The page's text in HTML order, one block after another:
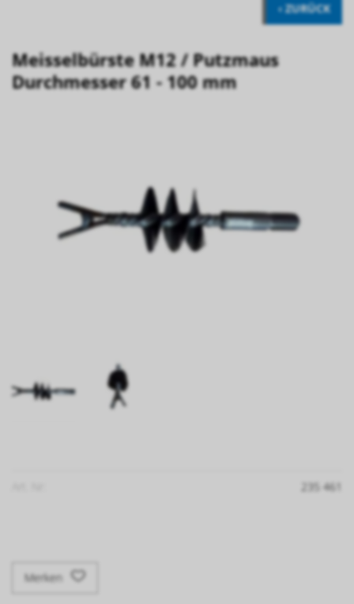
‹ ZURÜCK
Meisselbürste M12 / Putzmaus
Durchmesser 61 - 100 mm
235 461
Merken